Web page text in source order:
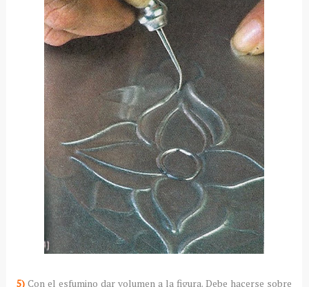
5)Con el esfumino dar volumen a la figura. Debe hacerse sobre